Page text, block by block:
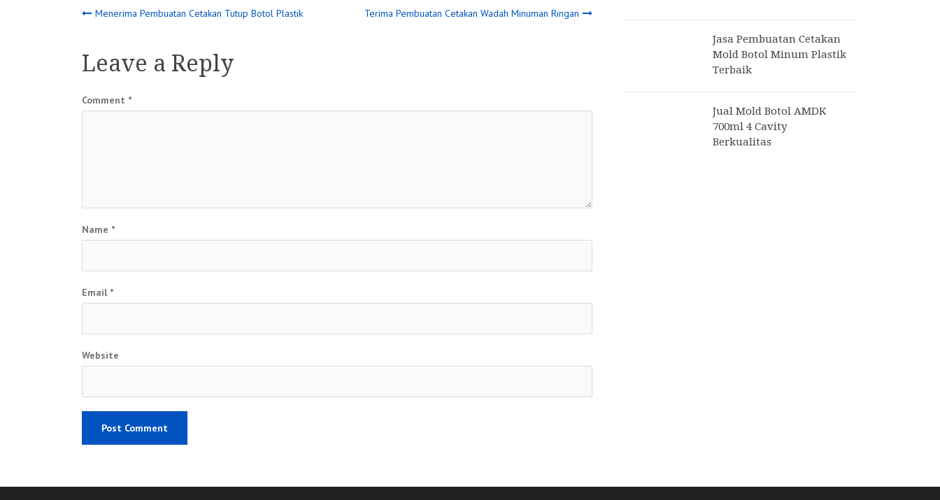
Post
navigation
Menerima Pembuatan Cetakan Tutup Botol Plastik Terima Pembuatan Cetakan Wadah Minuman Ringan
Leave a Reply
Comment *
Name *
Email *
Website
Jasa Pembuatan Cetakan
Mold Botol Minum Plastik
Terbaik
Jual Mold Botol AMDK
700ml 4 Cavity
Berkualitas